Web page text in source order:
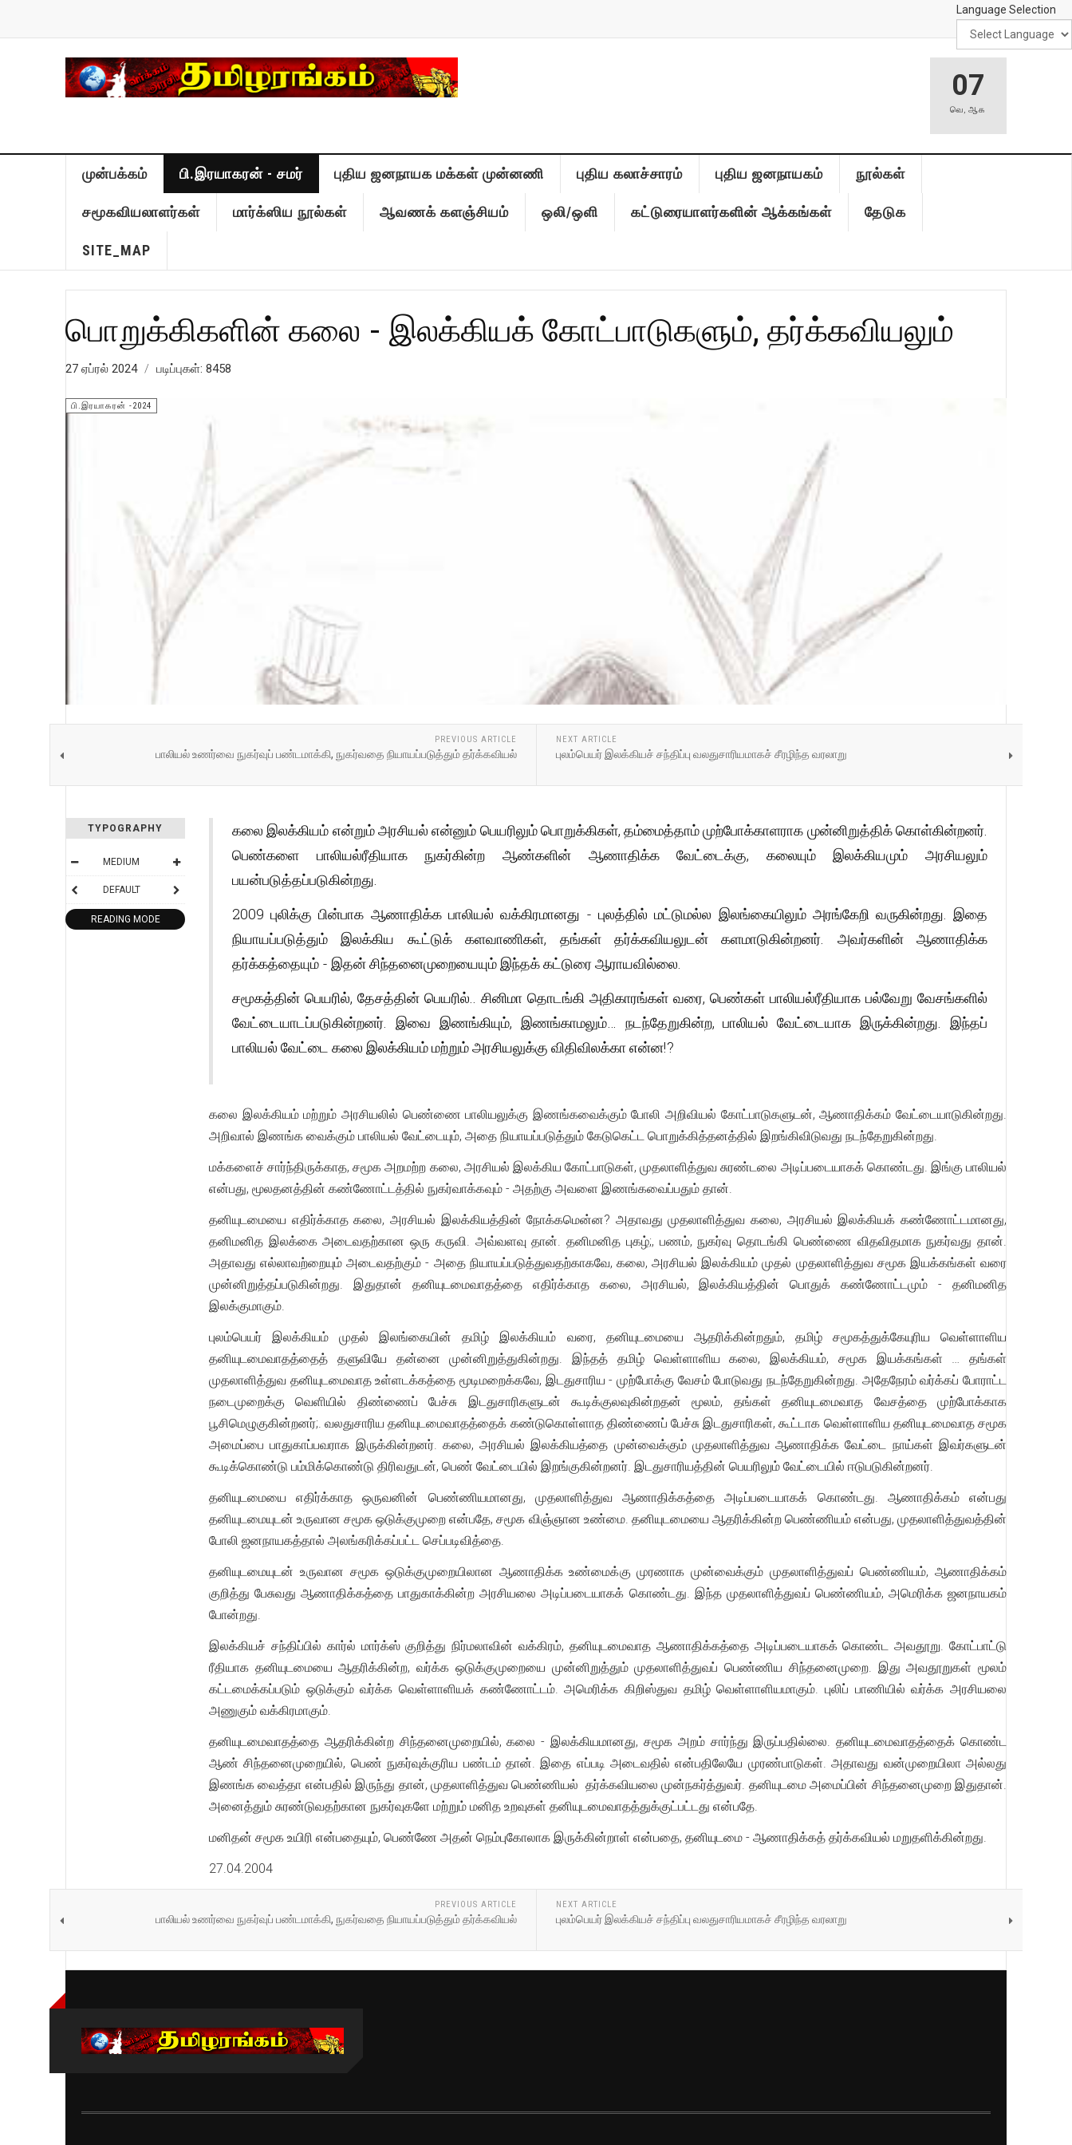
Language Selection
07
வெ,ஆக
முன்பக்கம் பி.இரயாகரன் - சமர் புதிய ஜனநாயக மக்கள் முன்னணி புதிய கலாச்சாரம் புதிய ஜனநாயகம் நூல்கள்
சமூகவியலாளர்கள் மார்க்ஸிய நூல்கள் ஆவணக் களஞ்சியம் ஒலி/ஒளி கட்டுரையாளர்களின் ஆக்கங்கள் தேடுக
SITE_MAP
பொறுக்கிகளின் கலை - இலக்கியக் கோட்பாடுகளும், தர்க்கவியலும்
27 ஏப்ரல் 2024 படிப்புகள்: 8458
பி.இரயாகரன் -2024
PREVIOUS ARTICLE
பாலியல் உணர்வை நுகர்வுப் பண்டமாக்கி, நுகர்வதை நியாயப்படுத்தும் தர்க்கவியல்
NEXT ARTICLE
புலம்பெயர் இலக்கியச் சந்திப்பு வலதுசாரியமாகச் சீரழிந்த வரலாறு
TYPOGRAPHY
MEDIUM
DEFAULT
READING MODE
கலை இலக்கியம் என்றும் அரசியல் என்னும் பெயரிலும் பொறுக்கிகள், தம்மைத்தாம் முற்போக்காளராக முன்னிறுத்திக் கொள்கின்றனர்.
பெண்களை பாலியல்ரீதியாக நுகர்கின்ற ஆண்களின் ஆணாதிக்க வேட்டைக்கு, கலையும் இலக்கியமும் அரசியலும்
பயன்படுத்தப்படுகின்றது.
2009 புலிக்கு பின்பாக ஆணாதிக்க பாலியல் வக்கிரமானது - புலத்தில் மட்டுமல்ல இலங்கையிலும் அரங்கேறி வருகின்றது. இதை
நியாயப்படுத்தும் இலக்கிய கூட்டுக் களவாணிகள், தங்கள் தர்க்கவியலுடன் களமாடுகின்றனர். அவர்களின் ஆணாதிக்க
தர்க்கத்தையும் - இதன் சிந்தனைமுறையையும் இந்தக் கட்டுரை ஆராயவில்லை.
சமூகத்தின் பெயரில், தேசத்தின் பெயரில்.. சினிமா தொடங்கி அதிகாரங்கள் வரை, பெண்கள் பாலியல்ரீதியாக பல்வேறு வேசங்களில்
வேட்டையாடப்படுகின்றனர். இவை இணங்கியும், இணங்காமலும்… நடந்தேறுகின்ற, பாலியல் வேட்டையாக இருக்கின்றது. இந்தப்
பாலியல் வேட்டை கலை இலக்கியம் மற்றும் அரசியலுக்கு விதிவிலக்கா என்ன!?
கலை இலக்கியம் மற்றும் அரசியலில் பெண்ணை பாலியலுக்கு இணங்கவைக்கும் போலி அறிவியல் கோட்பாடுகளுடன், ஆணாதிக்கம் வேட்டையாடுகின்றது.
அறிவால் இணங்க வைக்கும் பாலியல் வேட்டையும், அதை நியாயப்படுத்தும் கேடுகெட்ட பொறுக்கித்தனத்தில் இறங்கிவிடுவது நடந்தேறுகின்றது.
மக்களைச் சார்ந்திருக்காத, சமூக அறமற்ற கலை, அரசியல் இலக்கிய கோட்பாடுகள், முதலாளித்துவ சுரண்டலை அடிப்படையாகக் கொண்டது. இங்கு பாலியல்
என்பது, மூலதனத்தின் கண்ணோட்டத்தில் நுகர்வாக்கவும் - அதற்கு அவளை இணங்கவைப்பதும் தான்.
தனியுடமையை எதிர்க்காத கலை, அரசியல் இலக்கியத்தின் நோக்கமென்ன? அதாவது முதலாளித்துவ கலை, அரசியல் இலக்கியக் கண்ணோட்டமானது,
தனிமனித இலக்கை அடைவதற்கான ஒரு கருவி. அவ்வளவு தான். தனிமனித புகழ்;, பணம், நுகர்வு தொடங்கி பெண்ணை விதவிதமாக நுகர்வது தான்.
அதாவது எல்லாவற்றையும் அடைவதற்கும் - அதை நியாயப்படுத்துவதற்காகவே, கலை, அரசியல் இலக்கியம் முதல் முதலாளித்துவ சமூக இயக்கங்கள் வரை
முன்னிறுத்தப்படுகின்றது. இதுதான் தனியுடமைவாதத்தை எதிர்க்காத கலை, அரசியல், இலக்கியத்தின் பொதுக் கண்ணோட்டமும் - தனிமனித
இலக்குமாகும்.
புலம்பெயர் இலக்கியம் முதல் இலங்கையின் தமிழ் இலக்கியம் வரை, தனியுடமையை ஆதரிக்கின்றதும், தமிழ் சமூகத்துக்கேயுரிய வெள்ளாளிய
தனியுடமைவாதத்தைத் தளுவியே தன்னை முன்னிறுத்துகின்றது. இந்தத் தமிழ் வெள்ளாளிய கலை, இலக்கியம், சமூக இயக்கங்கள் … தங்கள்
முதலாளித்துவ தனியுடமைவாத உள்ளடக்கத்தை மூடிமறைக்கவே, இடதுசாரிய - முற்போக்கு வேசம் போடுவது நடந்தேறுகின்றது. அதேநேரம் வர்க்கப் போராட்ட
நடைமுறைக்கு வெளியில் திண்ணைப் பேச்சு இடதுசாரிகளுடன் கூடிக்குலவுகின்றதன் மூலம், தங்கள் தனியுடமைவாத வேசத்தை முற்போக்காக
பூசிமெழுகுகின்றனர்;. வலதுசாரிய தனியுடமைவாதத்தைக் கண்டுகொள்ளாத திண்ணைப் பேச்சு இடதுசாரிகள், கூட்டாக வெள்ளாளிய தனியுடமைவாத சமூக
அமைப்பை பாதுகாப்பவராக இருக்கின்றனர். கலை, அரசியல் இலக்கியத்தை முன்வைக்கும் முதலாளித்துவ ஆணாதிக்க வேட்டை நாய்கள் இவர்களுடன்
கூடிக்கொண்டு பம்மிக்கொண்டு திரிவதுடன், பெண் வேட்டையில் இறங்குகின்றனர். இடதுசாரியத்தின் பெயரிலும் வேட்டையில் ஈடுபடுகின்றனர்.
தனியுடமையை எதிர்க்காத ஒருவனின் பெண்ணியமானது, முதலாளித்துவ ஆணாதிக்கத்தை அடிப்படையாகக் கொண்டது. ஆணாதிக்கம் என்பது
தனியுடமையுடன் உருவான சமூக ஒடுக்குமுறை என்பதே, சமூக விஞ்ஞான உண்மை. தனியுடமையை ஆதரிக்கின்ற பெண்ணியம் என்பது, முதலாளித்துவத்தின்
போலி ஜனநாயகத்தால் அலங்கரிக்கப்பட்ட செப்படிவித்தை.
தனியுடமையுடன் உருவான சமூக ஒடுக்குமுறையிலான ஆணாதிக்க உண்மைக்கு முரணாக முன்வைக்கும் முதலாளித்துவப் பெண்ணியம், ஆணாதிக்கம்
குறித்து பேசுவது ஆணாதிக்கத்தை பாதுகாக்கின்ற அரசியலை அடிப்படையாகக் கொண்டது. இந்த முதலாளித்துவப் பெண்ணியம், அமெரிக்க ஜனநாயகம்
போன்றது.
இலக்கியச் சந்திப்பில் கார்ல் மார்க்ஸ் குறித்து நிர்மலாவின் வக்கிரம், தனியுடமைவாத ஆணாதிக்கத்தை அடிப்படையாகக் கொண்ட அவதூறு. கோட்பாட்டு
ரீதியாக தனியுடமையை ஆதரிக்கின்ற, வர்க்க ஒடுக்குமுறையை முன்னிறுத்தும் முதலாளித்துவப் பெண்ணிய சிந்தனைமுறை. இது அவதூறுகள் மூலம்
கட்டமைக்கப்படும் ஒடுக்கும் வர்க்க வெள்ளாளியக் கண்ணோட்டம். அமெரிக்க கிறிஸ்துவ தமிழ் வெள்ளாளியமாகும். புலிப் பாணியில் வர்க்க அரசியலை
அணுகும் வக்கிரமாகும்.
தனியுடமைவாதத்தை ஆதரிக்கின்ற சிந்தனைமுறையில், கலை - இலக்கியமானது, சமூக அறம் சார்ந்து இருப்பதில்லை. தனியுடமைவாதத்தைக் கொண்ட
ஆண் சிந்தனைமுறையில், பெண் நுகர்வுக்குரிய பண்டம் தான். இதை எப்படி அடைவதில் என்பதிலேயே முரண்பாடுகள். அதாவது வன்முறையிலா அல்லது
இணங்க வைத்தா என்பதில் இருந்து தான், முதலாளித்துவ பெண்ணியல் தர்க்கவியலை முன்நகர்த்துவர். தனியுடமை அமைப்பின் சிந்தனைமுறை இதுதான்.
அனைத்தும் சுரண்டுவதற்கான நுகர்வுகளே மற்றும் மனித உறவுகள் தனியுடமைவாதத்துக்குட்பட்டது என்பதே.
மனிதன் சமூக உயிரி என்பதையும், பெண்ணே அதன் நெம்புகோலாக இருக்கின்றாள் என்பதை, தனியுடமை - ஆணாதிக்கத் தர்க்கவியல் மறுதளிக்கின்றது.
27.04.2004
PREVIOUS ARTICLE
பாலியல் உணர்வை நுகர்வுப் பண்டமாக்கி, நுகர்வதை நியாயப்படுத்தும் தர்க்கவியல்
NEXT ARTICLE
புலம்பெயர் இலக்கியச் சந்திப்பு வலதுசாரியமாகச் சீரழிந்த வரலாறு